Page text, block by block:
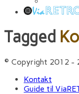
Tagged
© Copyright 2012 -
Kontakt
Guide til